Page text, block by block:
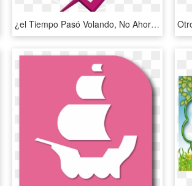
¿el Tiempo Pasó Volando, No Ahora Que Trabajas Es Justo - Preparate Para El Futuro, HD Png Download